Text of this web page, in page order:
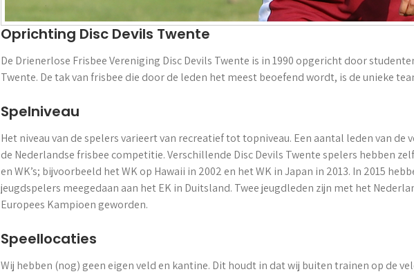
Oprichting Disc Devils Twente
De Drienerlose Frisbee Vereniging Disc Devils Twente is in 1990 opgericht door
Twente. De tak van frisbee die door de leden het meest beoefend wordt, is de unieke
Spelniveau
Het niveau van de spelers varieert van recreatief tot topniveau. Een aantal leden van de
de Nederlandse frisbee competitie. Verschillende Disc Devils Twente spelers hebben
en WK’s; bijvoorbeeld het WK op Hawaii in 2002 en het WK in Japan in 2013. In 2015
jeugdspelers meegedaan aan het EK in Duitsland. Twee jeugdleden zijn met het
Europees Kampioen geworden.
Speellocaties
Wij hebben (nog) geen eigen veld en kantine. Dit houdt in dat wij buiten trainen op de